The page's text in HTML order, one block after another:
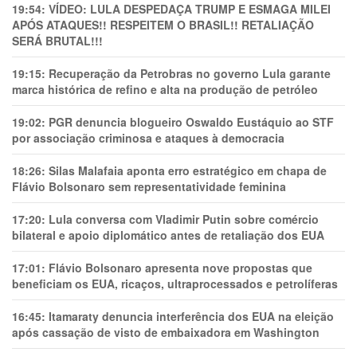
19:54: VÍDEO: LULA DESPEDAÇA TRUMP E ESMAGA MILEI
APÓS ATAQUES!! RESPEITEM O BRASIL!! RETALIAÇÃO
SERÁ BRUTAL!!!
19:15: Recuperação da Petrobras no governo Lula garante
marca histórica de refino e alta na produção de petróleo
19:02: PGR denuncia blogueiro Oswaldo Eustáquio ao STF
por associação criminosa e ataques à democracia
18:26: Silas Malafaia aponta erro estratégico em chapa de
Flávio Bolsonaro sem representatividade feminina
17:20: Lula conversa com Vladimir Putin sobre comércio
bilateral e apoio diplomático antes de retaliação dos EUA
17:01: Flávio Bolsonaro apresenta nove propostas que
beneficiam os EUA, ricaços, ultraprocessados e petrolíferas
16:45: Itamaraty denuncia interferência dos EUA na eleição
após cassação de visto de embaixadora em Washington